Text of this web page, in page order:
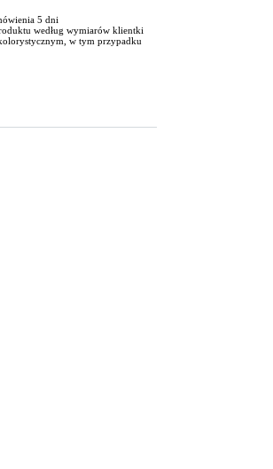
5 dni
według wymiarów klientki
w tym przypadku